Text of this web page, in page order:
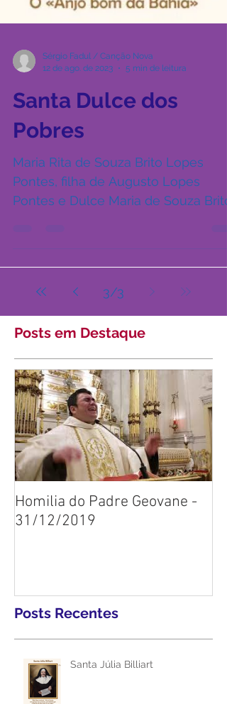
Sérgio Fadul / Canção Nova
12 de ago. de 2023
5 min de leitura
Santa Dulce dos
Pobres
Maria Rita de Souza Brito Lopes
3/3
Posts em Destaque